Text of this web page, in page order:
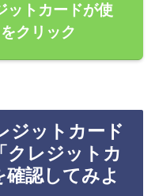
ットカードが使
クリック
ジットカード
クレジットカ
確認してみよ